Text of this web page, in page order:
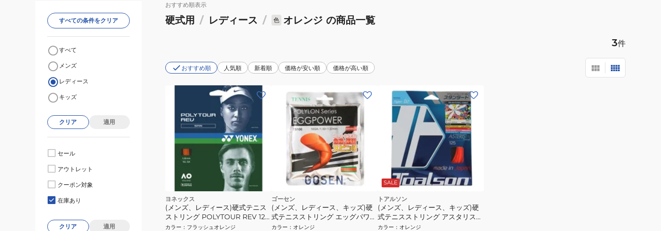
おすすめ順表示
硬式用 / レディース / 色 オレンジ の商品一覧
3件
おすすめ順 人気順 新着順 価格が安い順 価格が高い順
ヨネックス
(メンズ、レディース)硬式テニス
ストリング POLYTOUR REV 125
PTGR125-160
カラー ： フラッシュオレンジ
ゴーセン
(メンズ、レディース、キッズ)硬
式テニスストリング エッグパワー
16 オレンジ TS100OR
カラー ： オレンジ
SALE
トアルソン
(メンズ、レディース、キッズ)硬
式テニスストリング アスタリスタ
125 7332510
カラー ： オレンジ
すべての条件をクリア
すべて
メンズ
レディース
キッズ
クリア 適用
セール
アウトレット
クーポン対象
在庫あり
クリア 適用